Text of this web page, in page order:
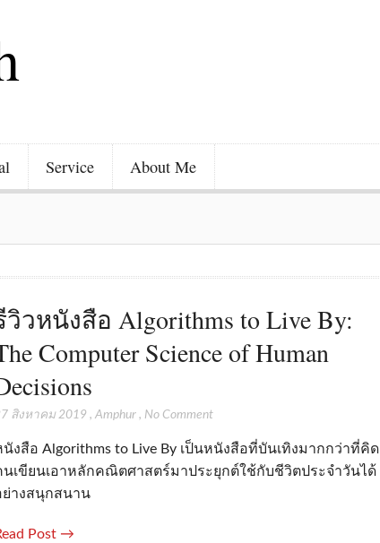
Service About Me
วิวหนังสือ Algorithms to Live By:
Computer Science of Human
สิงหาคม 2019 , Amphur, No Comment
งสือ Algorithms to Live By เป็นหนังสือที่บันเทิงมากกว่าที่คิด
นเขียนเอาหลักคณิตศาสตร์มาประยุกต์ใช้กับชีวิตประจำวันได้
ย่างสนุกสนาน
Post →